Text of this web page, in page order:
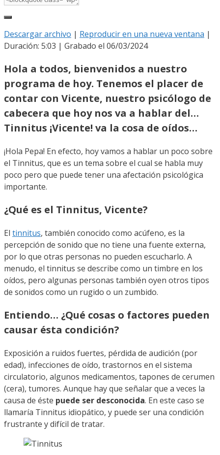
Descargar archivo | Reproducir en una nueva ventana |
Duración: 5:03 | Grabado el 06/03/2024
Hola a todos, bienvenidos a nuestro
programa de hoy. Tenemos el placer de
contar con Vicente, nuestro psicólogo de
cabecera que hoy nos va a hablar del…
Tinnitus ¡Vicente! va la cosa de oídos…
¡Hola Pepa! En efecto, hoy vamos a hablar un poco sobre
el Tinnitus, que es un tema sobre el cual se habla muy
poco pero que puede tener una afectación psicológica
importante.
¿Qué es el Tinnitus, Vicente?
El tinnitus, también conocido como acúfeno, es la
percepción de sonido que no tiene una fuente externa,
por lo que otras personas no pueden escucharlo. A
menudo, el tinnitus se describe como un timbre en los
oídos, pero algunas personas también oyen otros tipos
de sonidos como un rugido o un zumbido.
Entiendo… ¿Qué cosas o factores pueden
causar ésta condición?
Exposición a ruidos fuertes, pérdida de audición (por
edad), infecciones de oído, trastornos en el sistema
circulatorio, algunos medicamentos, tapones de cerumen
(cera), tumores. Aunque hay que señalar que a veces la
causa de éste puede ser desconocida. En este caso se
llamaría Tinnitus idiopático, y puede ser una condición
frustrante y difícil de tratar.